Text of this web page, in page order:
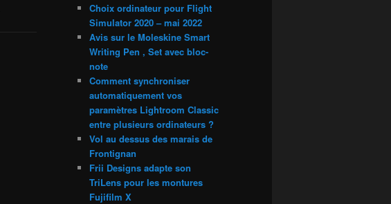
Choix ordinateur pour Flight
Simulator 2020 – mai 2022
Avis sur le Moleskine Smart
Writing Pen , Set avec bloc-
note
Comment synchroniser
automatiquement vos
paramètres Lightroom Classic
entre plusieurs ordinateurs ?
Vol au dessus des marais de
Frontignan
Frii Designs adapte son
TriLens pour les montures
Fujifilm X